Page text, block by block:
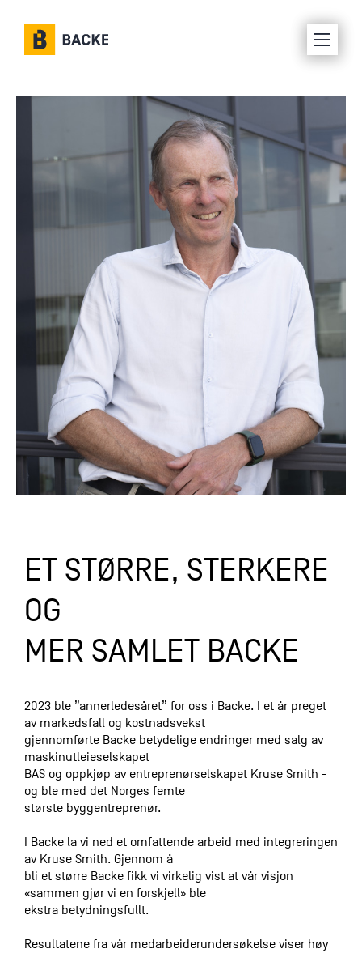
Om oss
Selskaper
Prosjekter
Kontakt oss
Interne ressurser
Leverandørinfo
Varsling
ET STØRRE, STERKERE
OG
MER SAMLET BACKE
2023 ble ”annerledesåret” for oss i Backe. I et år preget
av markedsfall og kostnadsvekst
gjennomførte Backe betydelige endringer med salg av
maskinutleieselskapet
BAS og oppkjøp av entreprenørselskapet Kruse Smith -
og ble med det Norges femte
største byggentreprenør.
I Backe la vi ned et omfattende arbeid med integreringen
av Kruse Smith. Gjennom å
bli et større Backe fikk vi virkelig vist at vår visjon
«sammen gjør vi en forskjell» ble
ekstra betydningsfullt.
Resultatene fra vår medarbeiderundersøkelse viser høy